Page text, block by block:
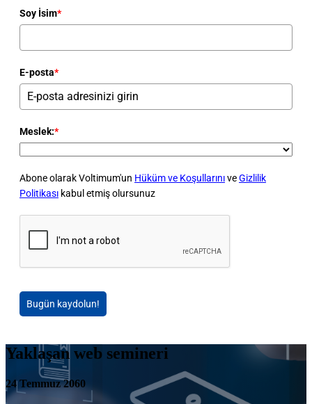
Soy İsim*
E-posta*
Meslek:*
Abone olarak Voltimum'un Hüküm ve KoşullarınıveGizlilik
Politikası kabul etmiş olursunuz
Bugün kaydolun!
Yaklaşan web semineri
24 Temmuz 2060